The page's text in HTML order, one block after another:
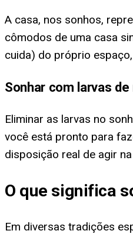
A casa, nos sonhos,
cômodos de uma casa
cuida) do próprio
Sonhar com larvas
Eliminar as larvas no
você está pronto para
disposição real de agir
O que significa
Em diversas tradições